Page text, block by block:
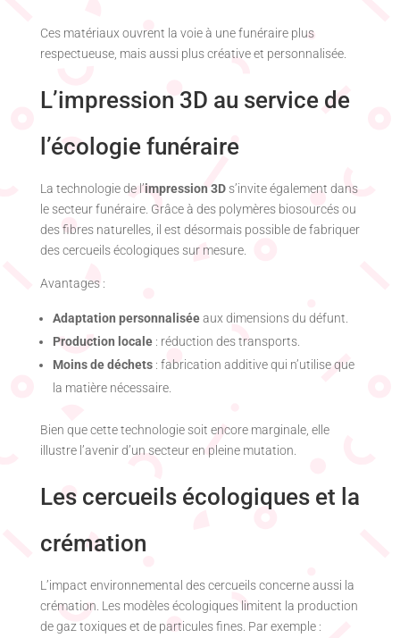
Ces matériaux ouvrent la voie à une funéraire plus
respectueuse, mais aussi plus créative et personnalisée.
L’impression 3D au service de
l’écologie funéraire
La technologie de l’impression 3Ds’invite également dans
le secteur funéraire. Grâce à des polymères biosourcés ou
des fibres naturelles, il est désormais possible de fabriquer
des cercueils écologiques sur mesure.
Avantages :
Adaptation personnaliséeaux dimensions du défunt.
Production locale: réduction des transports.
Moins de déchets: fabrication additive qui n’utilise que
la matière nécessaire.
Bien que cette technologie soit encore marginale, elle
illustre l’avenir d’un secteur en pleine mutation.
Les cercueils écologiques et la
crémation
L’impact environnemental des cercueils concerne aussi la
crémation. Les modèles écologiques limitent la production
de gaz toxiques et de particules fines. Par exemple :